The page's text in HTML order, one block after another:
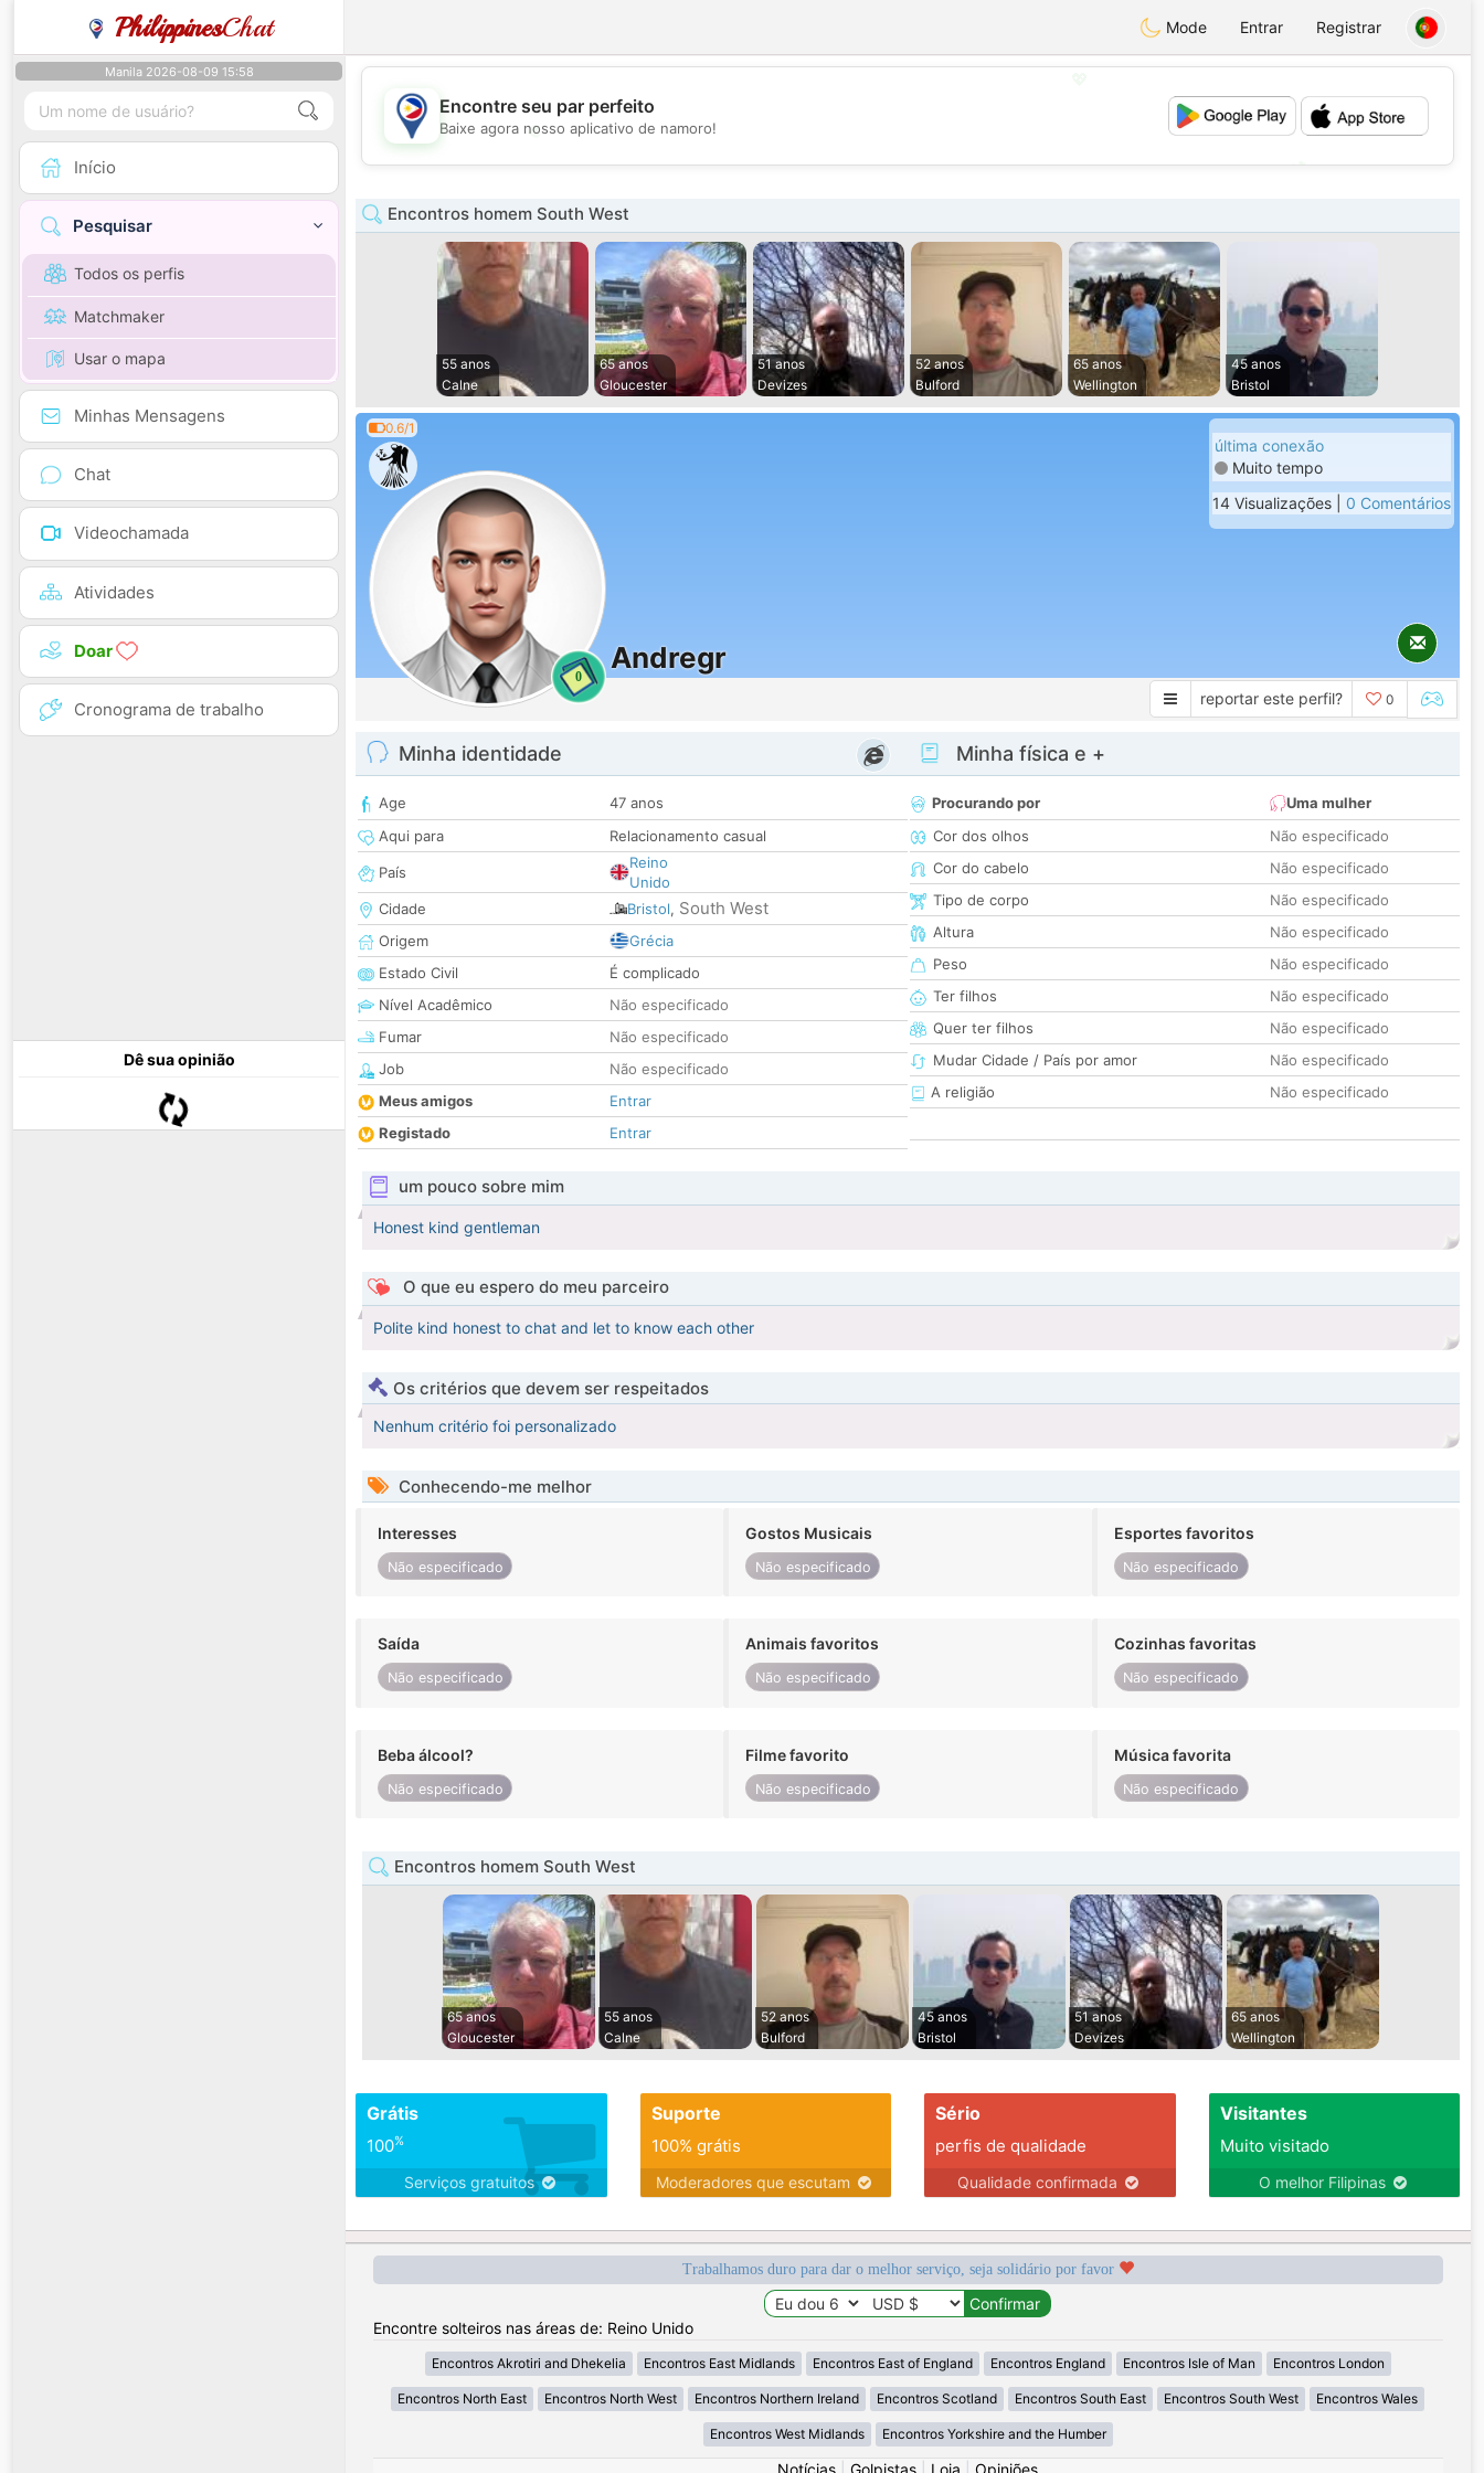
PhilippinesChat Mode Entrar Registrar
Manila 2026-08-09 15:58
Início
Pesquisar
Todos os perfis
Matchmaker
Usar o mapa
Minhas Mensagens
Chat
Videochamada
Atividades
Doar
Cronograma de trabalho
Dê sua opinião
💕
Encontre seu par perfeito
Baixe agora nosso aplicativo de namoro!
Encontros homem South West
55 anos
Calne
65 anos
Gloucester
51 anos
Devizes
52 anos
Bulford
65 anos
Wellington
45 anos
Bristol
0.6/1
0
Andregr
última conexão
Muito tempo
14 Visualizações | 0 Comentários
reportar este perfil? 0
Minha identidade
Age
47 anos
Aqui para
Relacionamento casual
País
Reino
Unido
Cidade
Bristol, South West
Origem
Grécia
Estado Civil
É complicado
Nível Acadêmico
Não especificado
Fumar
Não especificado
Job
Não especificado
Meus amigos
Entrar
Registado
Entrar
Minha física e +
Procurando por
Uma mulher
Cor dos olhos
Não especificado
Cor do cabelo
Não especificado
Tipo de corpo
Não especificado
Altura
Não especificado
Peso
Não especificado
Ter filhos
Não especificado
Quer ter filhos
Não especificado
Mudar Cidade / País por amor
Não especificado
A religião
Não especificado
um pouco sobre mim
Honest kind gentleman
O que eu espero do meu parceiro
Polite kind honest to chat and let to know each other
Os critérios que devem ser respeitados
Nenhum critério foi personalizado
Conhecendo-me melhor
Interesses
Não especificado
Gostos Musicais
Não especificado
Esportes favoritos
Não especificado
Saída
Não especificado
Animais favoritos
Não especificado
Cozinhas favoritas
Não especificado
Beba álcool?
Não especificado
Filme favorito
Não especificado
Música favorita
Não especificado
Encontros homem South West
65 anos
Gloucester
55 anos
Calne
52 anos
Bulford
45 anos
Bristol
51 anos
Devizes
65 anos
Wellington
Grátis
100%
Serviços gratuitos
Suporte
100% grátis
Moderadores que escutam
Sério
perfis de qualidade
Qualidade confirmada
Visitantes
Muito visitado
O melhor Filipinas
Trabalhamos duro para dar o melhor serviço, seja solidário por favor
Encontre solteiros nas áreas de: Reino Unido
Encontros Akrotiri and Dhekelia Encontros East Midlands Encontros East of England Encontros England Encontros Isle of Man Encontros London
Encontros North East Encontros North West Encontros Northern Ireland Encontros Scotland Encontros South East Encontros South West Encontros Wales
Encontros West Midlands Encontros Yorkshire and the Humber
Notícias Golpistas Loja Opiniões